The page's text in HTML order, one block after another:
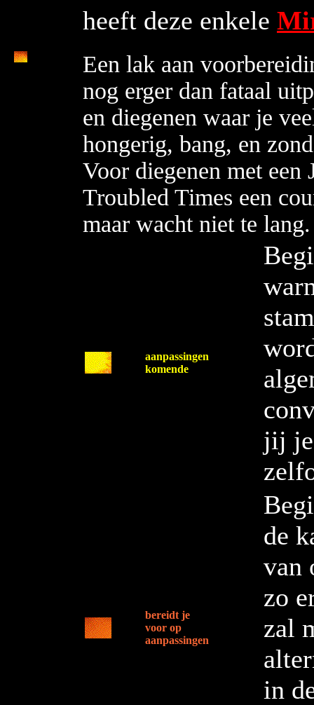
heeft deze enkele
Een lak aan
nog erger dan fataal
en diegenen waar je
hongerig, bang, en
Voor diegenen met een
Troubled Times een
maar wacht niet te lang.
aanpassingen
komende
jij je
bereidt je
voor op
aanpassingen
de
van
zo
zal
in